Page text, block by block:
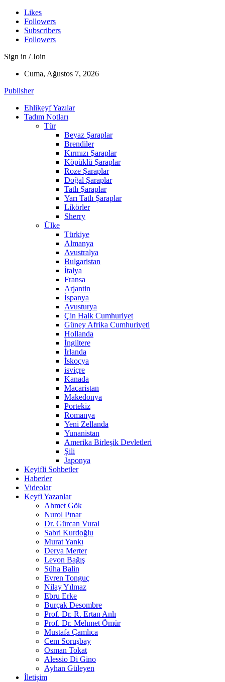
Likes
Followers
Subscribers
Followers
Sign in / Join
Cuma, Ağustos 7, 2026
Publisher
Ehlikeyf Yazılar
Tadım Notları
Tür
Beyaz Şaraplar
Brendiler
Kırmızı Şaraplar
Köpüklü Şaraplar
Roze Şaraplar
Doğal Şaraplar
Tatlı Şaraplar
Yarı Tatlı Şaraplar
Likörler
Sherry
Ülke
Türkiye
Almanya
Avustralya
Bulgaristan
İtalya
Fransa
Arjantin
İspanya
Avusturya
Çin Halk Cumhuriyet
Güney Afrika Cumhuriyeti
Hollanda
İngiltere
İrlanda
İskoçya
isviçre
Kanada
Macaristan
Makedonya
Portekiz
Romanya
Yeni Zellanda
Yunanistan
Amerika Birleşik Devletleri
Şili
Japonya
Keyifli Sohbetler
Haberler
Videolar
Keyfi Yazanlar
Ahmet Gök
Nurol Pınar
Dr. Gürcan Vural
Sabri Kurdoğlu
Murat Yankı
Derya Merter
Levon Bağış
Süha Balin
Evren Tonguç
Nilay Yılmaz
Ebru Erke
Burçak Desombre
Prof. Dr. R. Ertan Anlı
Prof. Dr. Mehmet Ömür
Mustafa Çamlıca
Cem Soruşbay
Osman Tokat
Alessio Di Gino
Ayhan Güleyen
İletişim